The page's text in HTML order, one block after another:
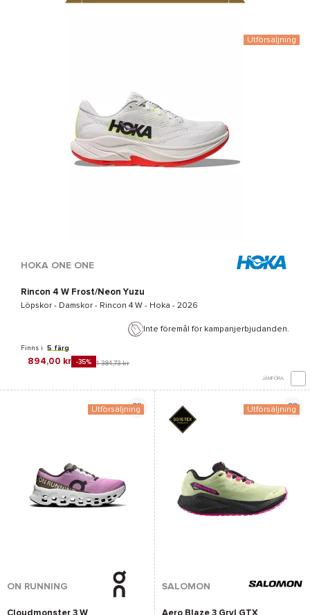
Utförsäljning
HOKA ONE ONE
Rincon 4 W Frost/Neon Yuzu
Löpskor - Damskor - Rincon 4 W - Hoka - 2026
Inte föremål för kampanjerbjudanden.
894,00 kr -35% 1 384,73 kr
Finns i 5 färg
JÄMFÖRA
Utförsäljning
ON RUNNING
Utförsäljning
SALOMON